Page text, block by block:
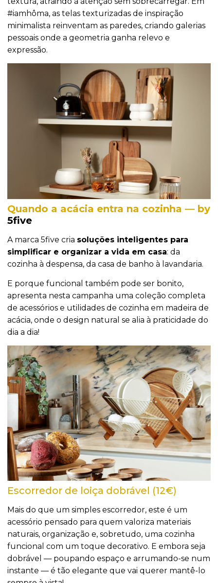
#iamhôma, as telas texturizadas de inspiração
minimalista reinventam as paredes, criando galerias
pessoais onde a geometria ganha relevo e
expressão.
Quando a acácia entra na cozinha — by
5five
A marca 5five cria soluções inteligentes para
simplificar e organizar a vida em casa: da
cozinha à despensa, da casa de banho à lavandaria.
E porque funcional também pode ser bonito,
apresenta nesta campanha uma coleção completa
de acessórios e utilidades de cozinha em madeira de
acácia, onde o design natural se alia à praticidade do
dia a dia!
Escorredor de loiça dobrável (12€)
Mais do que um simples escorredor, este é um
acessório pensado para quem valoriza materiais
naturais, organização e, sobretudo, uma cozinha
funcional com um toque decorativo. E embora seja
dobrável — poupando espaço e arrumando-se num
instante — é tão elegante que vai querer mantê-lo